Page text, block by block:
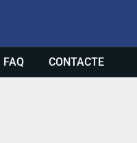
FAQ CONTACTE